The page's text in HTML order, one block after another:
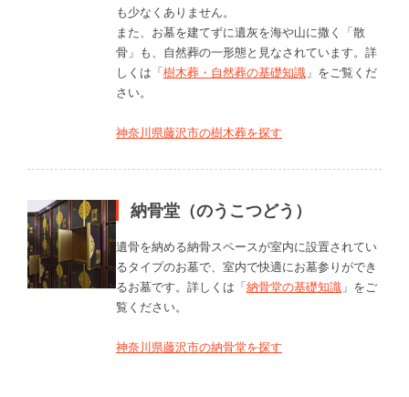
も少なくありません。
また、お墓を建てずに遺灰を海や山に撒く「散
骨」も、自然葬の一形態と見なされています。詳
しくは「樹木葬・自然葬の基礎知識 」をご覧くだ
さい。
神奈川県藤沢市の樹木葬を探す
納骨堂（のうこつどう）
遺骨を納める納骨スペースが室内に設置されてい
るタイプのお墓で、室内で快適にお墓参りができ
るお墓です。詳しくは「納骨堂の基礎知識 」をご
覧ください。
神奈川県藤沢市の納骨堂を探す